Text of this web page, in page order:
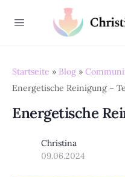
Startseite » Blog »
Energetische Reinigung –
Energetische
Christina
09.06.2024